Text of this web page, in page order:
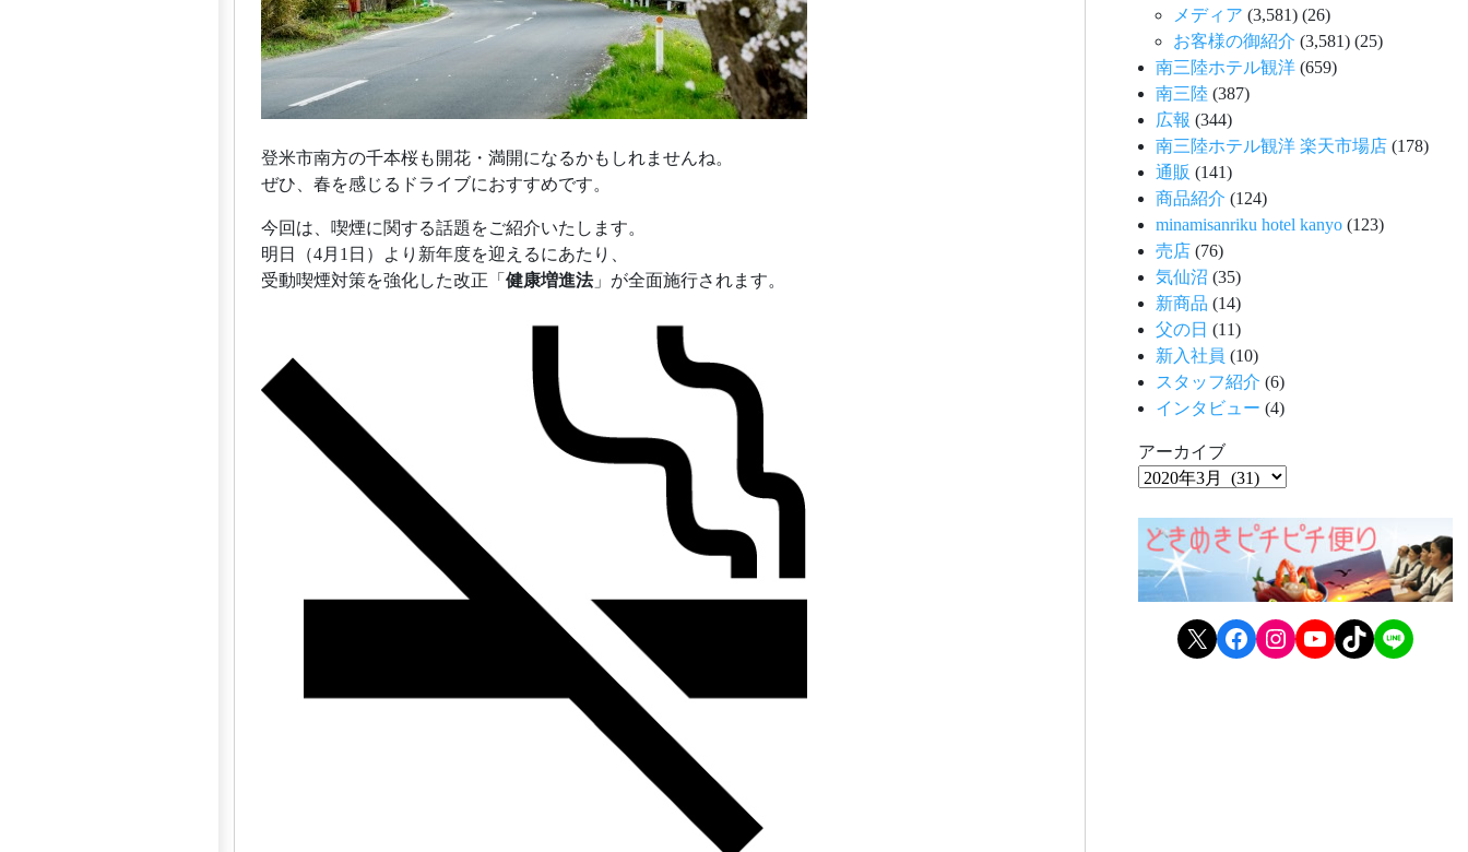
登米市南方の千本桜も開花・満開になるかもしれませんね。
ぜひ、春を感じるドライブにおすすめです。
今回は、喫煙に関する話題をご紹介いたします。
明日（4月1日）より新年度を迎えるにあたり、
受動喫煙対策を強化した改正「 健康増進法」が全面施行されます。
メディア (3,581) (26)
お客様の御紹介 (3,581) (25)
南三陸ホテル観洋 (659)
南三陸 (387)
広報 (344)
南三陸ホテル観洋 楽天市場店 (178)
通販 (141)
商品紹介 (124)
minamisanriku hotel kanyo (123)
売店 (76)
気仙沼 (35)
新商品 (14)
父の日 (11)
新入社員 (10)
スタッフ紹介 (6)
インタビュー (4)
アーカイブ
X Facebook Instagram YouTube TikTok LINE